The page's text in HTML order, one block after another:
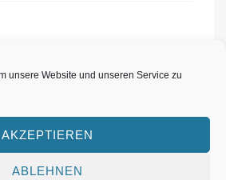
unsere Website und unseren Service zu
AKZEPTIEREN
ABLEHNEN
Impressum
Cookie-Richtlinie (EU)